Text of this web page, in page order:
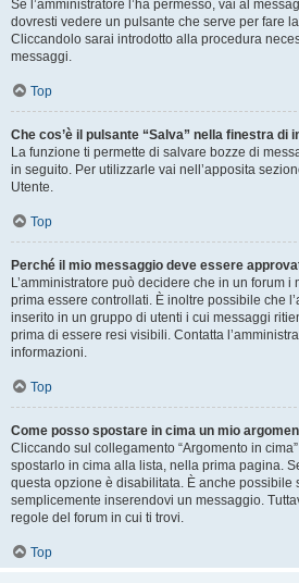
Se l’amministratore l’ha permesso, vai al
dovresti vedere un pulsante che serve per fare
Cliccandolo sarai introdotto alla procedura
messaggi.
Top
Che cos’è il pulsante “Salva” nella finestra di
La funzione ti permette di salvare bozze di
in seguito. Per utilizzarle vai nell’apposita
Utente.
Top
Perché il mio messaggio deve essere
L’amministratore può decidere che in un forum
prima essere controllati. È inoltre possibile che
inserito in un gruppo di utenti i cui messaggi
prima di essere resi visibili. Contatta
informazioni.
Top
Come posso spostare in cima un mio
Cliccando sul collegamento “Argomento in
spostarlo in cima alla lista, nella prima pagina.
questa opzione è disabilitata. È anche possibile
semplicemente inserendovi un messaggio.
regole del forum in cui ti trovi.
Top